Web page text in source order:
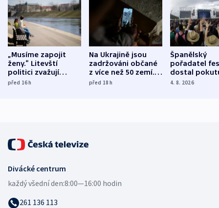
„Musíme zapojit
ženy.“ Litevští
politici zvažují
dohodu o
před 16h
Na Ukrajině jsou
zadržováni občané
z více než 50 zemí.
Bojovali na straně
před 18h
Španělský
pořadatel
dostal
nekalé
4. 8. 2026
Divácké centrum
každý všední den:8:00—16:00 hodin
261 136 113